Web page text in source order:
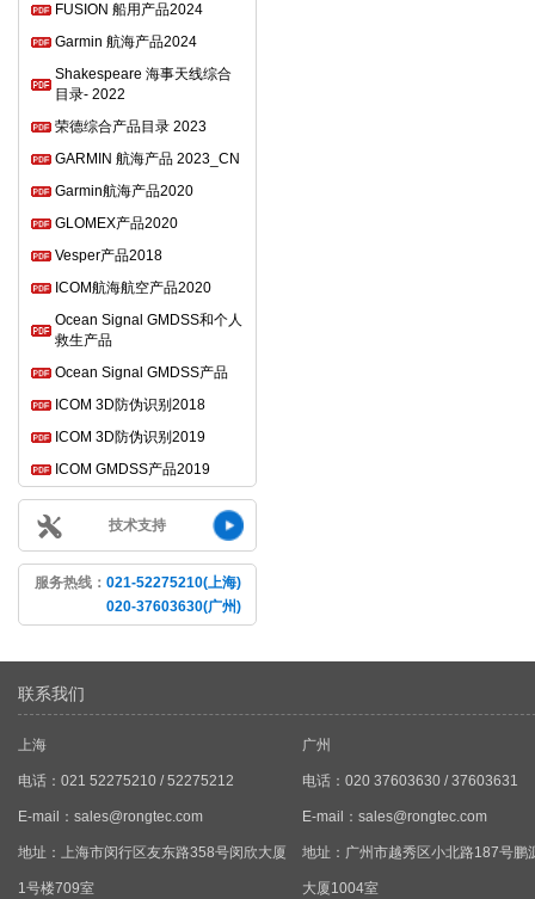
FUSION 船用产品2024
Garmin 航海产品2024
Shakespeare 海事天线综合
目录- 2022
荣德综合产品目录 2023
GARMIN 航海产品 2023_CN
Garmin航海产品2020
GLOMEX产品2020
Vesper产品2018
ICOM航海航空产品2020
Ocean Signal GMDSS和个人
救生产品
Ocean Signal GMDSS产品
ICOM 3D防伪识别2018
ICOM 3D防伪识别2019
ICOM GMDSS产品2019
技术支持
服务热线： 021-52275210(上海)
020-37603630(广州)
联系我们
上海
电话：021 52275210 / 52275212
E-mail： sales@rongtec.com
地址：上海市闵行区友东路358号闵欣大厦
1号楼709室
广州
电话：020 37603630 / 37603631
E-mail： sales@rongtec.com
地址：广州市越秀区小北路187号鹏
大厦1004室